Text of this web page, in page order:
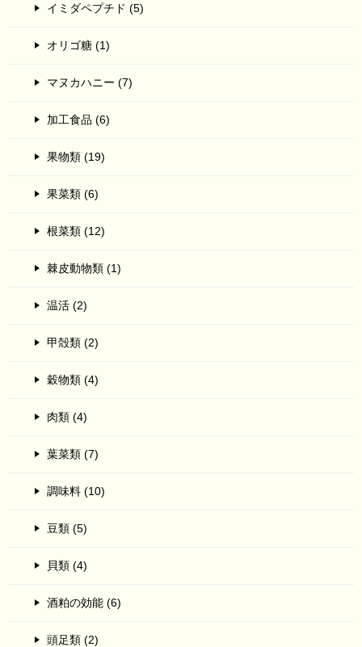
イミダペプチド (5)
オリゴ糖 (1)
マヌカハニー (7)
加工食品 (6)
果物類 (19)
果菜類 (6)
根菜類 (12)
棘皮動物類 (1)
温活 (2)
甲殻類 (2)
穀物類 (4)
肉類 (4)
葉菜類 (7)
調味料 (10)
豆類 (5)
貝類 (4)
酒粕の効能 (6)
頭足類 (2)